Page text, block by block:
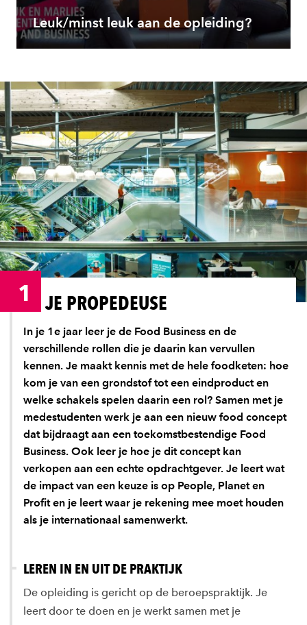
Leuk/minst leuk aan de opleiding?
JE PROPEDEUSE
In je 1e jaar leer je de Food Business en de
verschillende rollen die je daarin kan vervullen
kennen. Je maakt kennis met de hele foodketen: hoe
kom je van een grondstof tot een eindproduct en
welke schakels spelen daarin een rol? Samen met je
medestudenten werk je aan een nieuw food concept
dat bijdraagt aan een toekomstbestendige Food
Business. Ook leer je hoe je dit concept kan
verkopen aan een echte opdrachtgever. Je leert wat
de impact van een keuze is op People, Planet en
Profit en je leert waar je rekening mee moet houden
als je internationaal samenwerkt.
1
LEREN IN EN UIT DE PRAKTIJK
De opleiding is gericht op de beroepspraktijk. Je
leert door te doen en je werkt samen met je